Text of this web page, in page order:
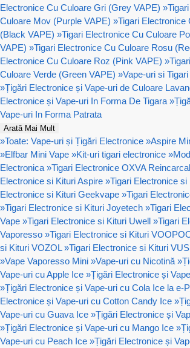
Electronice Cu Culoare Gri (Grey VAPE) »
Culoare Mov (Purple VAPE) »Tigari Electronice
(Black VAPE) »Tigari Electronice Cu Culoare
VAPE) »Tigari Electronice Cu Culoare Rosu
Electronice Cu Culoare Roz (Pink VAPE) »
Culoare Verde (Green VAPE) »Vape-uri si
»Țigări Electronice și Vape-uri de Culoare
Electronice și Vape-uri In Forma De Tigara »
Vape-uri In Forma Patrata
Arată Mai Mult
»Toate: Vape-uri și Țigări Electronice »Aspire
»Elfbar Mini Vape »Kit-uri tigari electronice »
Electronica »Tigari Electronice OXVA
Electronice si Kituri Aspire »Tigari Electronice si
Electronice si Kituri Geekvape »Tigari
»Tigari Electronice si Kituri Joyetech »Tigari
Vape »Tigari Electronice si Kituri Uwell »Tigari
Vaporesso »Tigari Electronice si Kituri
si Kituri VOZOL »Tigari Electronice si Kituri
»Vape Vaporesso Mini »Vape-uri cu Nicotină »
Vape-uri cu Apple Ice »Țigări Electronice și
»Țigări Electronice și Vape-uri cu Cola Ice la e-
Electronice și Vape-uri cu Cotton Candy Ice »
Vape-uri cu Guava Ice »Țigări Electronice și
»Țigări Electronice și Vape-uri cu Mango Ice »
Vape-uri cu Peach Ice »Țigări Electronice și